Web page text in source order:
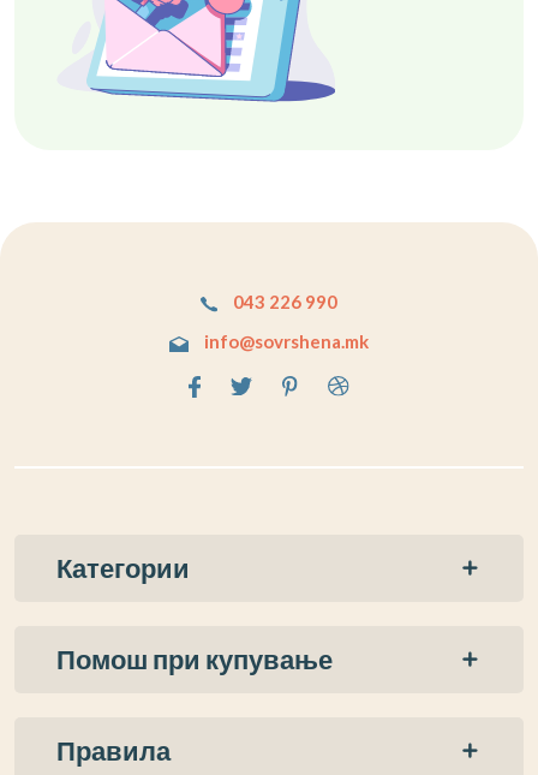
043 226 990
info@sovrshena.mk
Категории
Помош при купување
Правила